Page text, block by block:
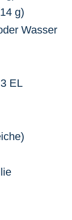
g)
Wasser
EL